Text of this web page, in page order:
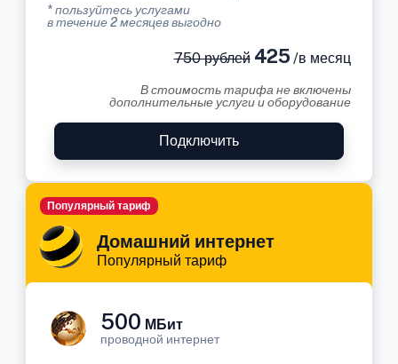
* пользуйтесь услугами
в течение 2 месяцев выгодно
750 рублей425 /в месяц
В стоимость тарифа не включены
дополнительные услуги и оборудование
Подключить
Домашний интернет
Популярный тариф
Популярный тариф
500 МБит
проводной интернет